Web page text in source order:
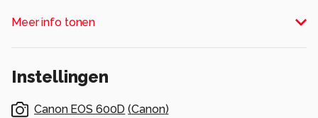
diafragma 5
belichting 1/60
Alle rechten voorbehouden
Meer info tonen
Instellingen
Canon EOS 600D (Canon)